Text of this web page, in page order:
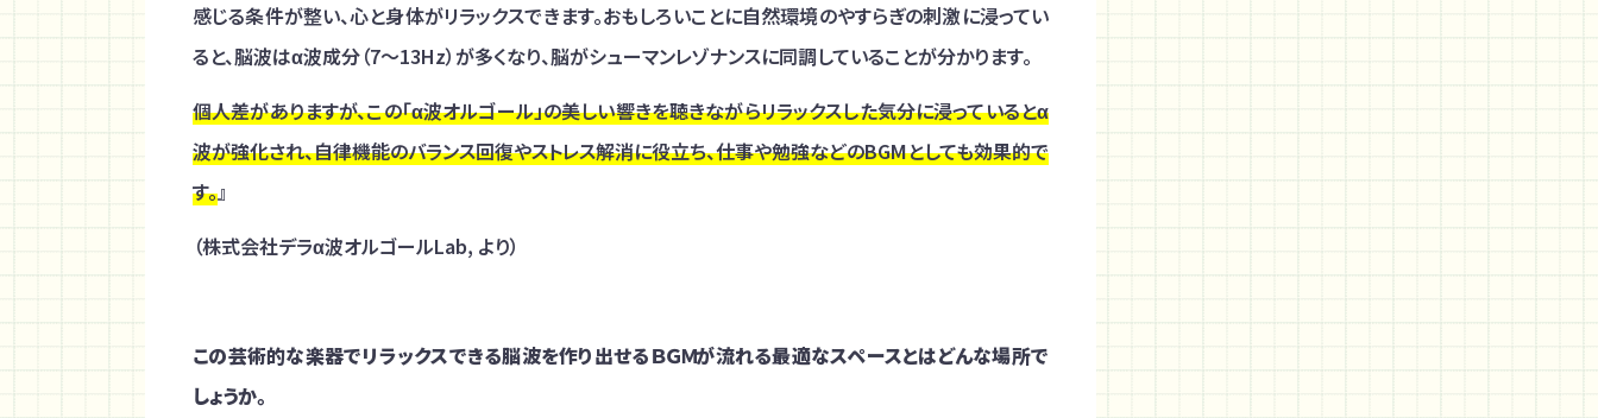
感じる条件が整い、心と身体がリラックスできます。おもしろいことに自然環境のやすらぎの刺激に浸ってい
ると、脳波はα波成分（7〜13Hz）が多くなり、脳がシューマンレゾナンスに同調していることが分かります。
個人差がありますが、この「α波オルゴール」の美しい響きを聴きながらリラックスした気分に浸っているとα
波が強化され、自律機能のバランス回復やストレス解消に役立ち、仕事や勉強などのBGMとしても効果的で
す。』
（株式会社デラα波オルゴールLab, より）
この芸術的な楽器でリラックスできる脳波を作り出せるＢＧＭが流れる最適なスペースとはどんな場所で
しょうか。